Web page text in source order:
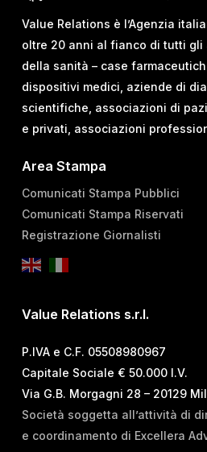
Value Relations è l’Agenzia
oltre 20 anni al fianco di tutti
della sanità – case
dispositivi medici, aziende di
scientifiche, associazioni di
e privati, associazioni
Area Stampa
Comunicati Stampa Pubblici
Comunicati Stampa Riservati
Registrazione Giornalisti
Value Relations s.r.l.
P.IVA e C.F. 05508980967
Capitale Sociale € 50.000 I.V.
Via G.B. Morgagni 28 – 20129
Società soggetta all’attività di
e coordinamento di Excellera